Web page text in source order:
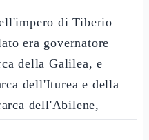
di Tiberio
era governatore
della Galilea, e
dell'Iturea e della
dell'Abilene,